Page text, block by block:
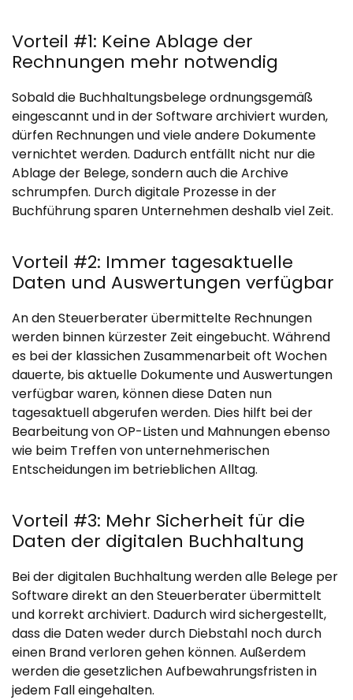
Vorteil #1: Keine Ablage der
Rechnungen mehr notwendig
Sobald die Buchhaltungsbelege ordnungsgemäß
eingescannt und in der Software archiviert wurden,
dürfen Rechnungen und viele andere Dokumente
vernichtet werden. Dadurch entfällt nicht nur die
Ablage der Belege, sondern auch die Archive
schrumpfen. Durch digitale Prozesse in der
Buchführung sparen Unternehmen deshalb viel Zeit.
Vorteil #2: Immer tagesaktuelle
Daten und Auswertungen verfügbar
An den Steuerberater übermittelte Rechnungen
werden binnen kürzester Zeit eingebucht. Während
es bei der klassichen Zusammenarbeit oft Wochen
dauerte, bis aktuelle Dokumente und Auswertungen
verfügbar waren, können diese Daten nun
tagesaktuell abgerufen werden. Dies hilft bei der
Bearbeitung von OP-Listen und Mahnungen ebenso
wie beim Treffen von unternehmerischen
Entscheidungen im betrieblichen Alltag.
Vorteil #3: Mehr Sicherheit für die
Daten der digitalen Buchhaltung
Bei der digitalen Buchhaltung werden alle Belege per
Software direkt an den Steuerberater übermittelt
und korrekt archiviert. Dadurch wird sichergestellt,
dass die Daten weder durch Diebstahl noch durch
einen Brand verloren gehen können. Außerdem
werden die gesetzlichen Aufbewahrungsfristen in
jedem Fall eingehalten.